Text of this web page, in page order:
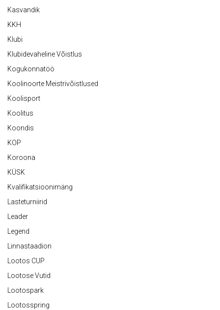
Kasvandik
KKH
Klubi
Klubidevaheline Võistlus
Kogukonnatöö
Koolinoorte Meistrivõistlused
Koolisport
Koolitus
Koondis
KOP
Koroona
KÜSK
Kvalifikatsioonimäng
Lasteturniirid
Leader
Legend
Linnastaadion
Lootos CUP
Lootose Vutid
Lootospark
Lootosspring